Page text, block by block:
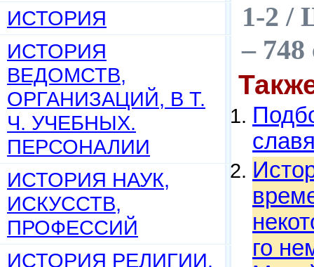
ИСТОРИЯ
ИСТОРИЯ
ВЕДОМСТВ,
ОРГАНИЗАЦИЙ, В Т.
Ч. УЧЕБНЫХ.
ПЕРСОНАЛИИ
ИСТОРИЯ НАУК,
ИСКУССТВ,
ПРОФЕССИЙ
ИСТОРИЯ РЕЛИГИИ.
1-2 /
–
го